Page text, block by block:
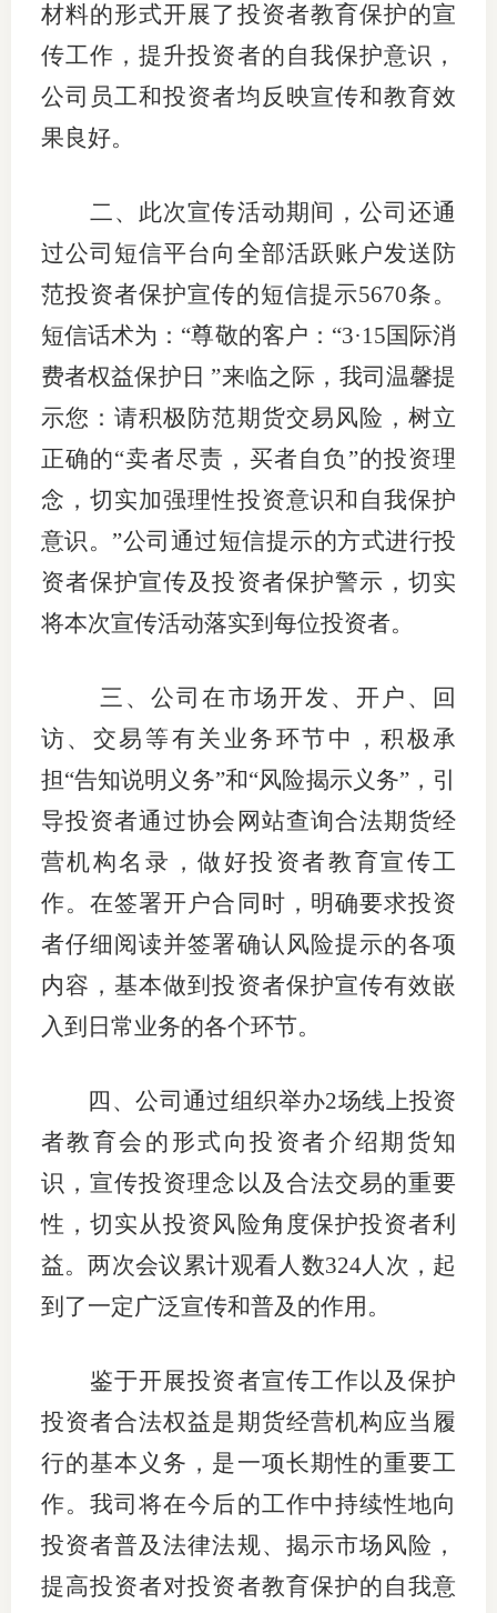
在线调
材料的形式开展了投资者教育保护的宣
传工作，提升投资者的自我保护意识，
公司员工和投资者均反映宣传和教育效
果良好。
二、 此次宣传活动期间，公司还通
过公司短信平台向全部活跃账户发送防
范投资者保护宣传的短信提示5670条。
短信话术为：“尊敬的客户：“3·15国际消
费者权益保护日 ”来临之际，我司温馨提
示您：请积极防范期货交易风险，树立
正确的“卖者尽责，买者自负”的投资理
念，切实加强理性投资意识和自我保护
意识。”公司通过短信提示的方式进行投
资者保护宣传及投资者保护警示，切实
将本次宣传活动落实到每位投资者。
三、公司在市场开发、开户、回
访、交易等有关业务环节中，积极承
担“告知说明义务”和“风险揭示义务”，引
导投资者通过协会网站查询合法期货经
营机构名录，做好投资者教育宣传工
作。在签署开户合同时，明确要求投资
者仔细阅读并签署确认风险提示的各项
内容，基本做到投资者保护宣传有效嵌
入到日常业务的各个环节。
四、公司通过组织举办2场线上投资
者教育会的形式向投资者介绍期货知
识，宣传投资理念以及合法交易的重要
性，切实从投资风险角度保护投资者利
益。两次会议累计观看人数324人次，起
到了一定广泛宣传和普及的作用。
鉴于开展投资者宣传工作以及保护
投资者合法权益是期货经营机构应当履
行的基本义务，是一项长期性的重要工
作。我司将在今后的工作中持续性地向
投资者普及法律法规、揭示市场风险，
提高投资者对投资者教育保护的自我意